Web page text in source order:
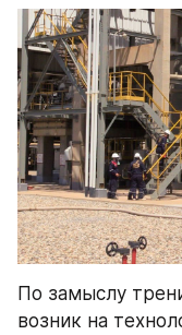
По замыслу
возник на